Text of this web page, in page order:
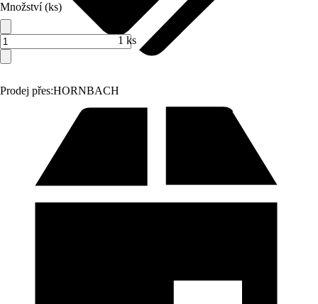
Prodej přes:HORNBACH
Množství (ks)
1 ks